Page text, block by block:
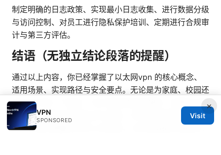
制定明确的日志政策、实现最小日志收集、进行数据分级
与访问控制、对员工进行隐私保护培训、定期进行合规审
计与第三方评估。
结语（无独立结论段落的提醒）
通过以上内容，你已经掌握了以太网vpn 的核心概念、
适用场景、实现路径与安全要点。无论是为家庭、校园还
是企业打造一个稳定、可扩展的虚拟局域网，关键在于明
确需求、选择合适的协议与设备、并实施合理的安全策
略。记得在需要时参考上述资源，与实际网络环境结合，
×
VPN
SPONSORED
Visit